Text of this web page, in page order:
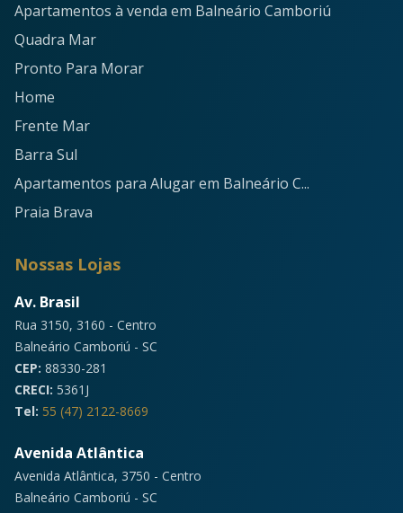
Apartamentos à venda em Balneário Camboriú
Quadra Mar
Pronto Para Morar
Home
Frente Mar
Barra Sul
Apartamentos para Alugar em Balneário C...
Praia Brava
Nossas Lojas
Av. Brasil
Rua 3150, 3160 - Centro
Balneário Camboriú - SC
CEP: 88330-281
CRECI: 5361J
Tel: 55 (47) 2122-8669
Avenida Atlântica
Avenida Atlântica, 3750 - Centro
Balneário Camboriú - SC